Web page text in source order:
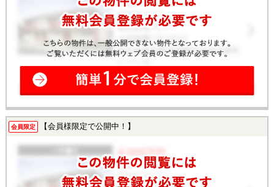
会員限定 【会員様限定で公開中！】